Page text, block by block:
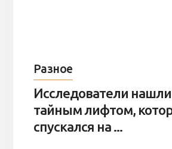
Разное
Исследователи
тайным лифтом,
спускался на ...